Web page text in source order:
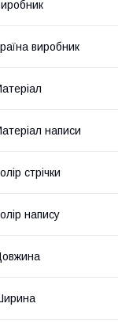
виробник
написи
стрічки
напису